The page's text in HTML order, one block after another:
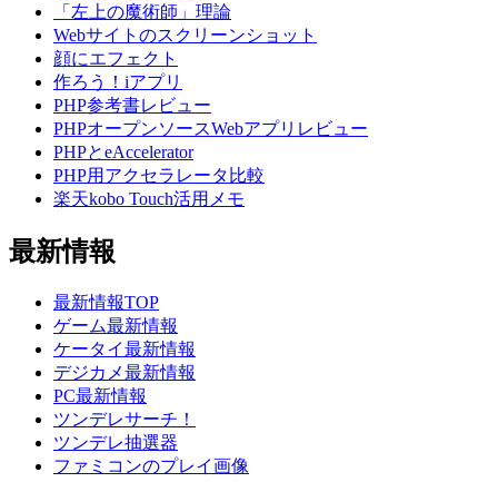
「左上の魔術師」理論
Webサイトのスクリーンショット
顔にエフェクト
作ろう！iアプリ
PHP参考書レビュー
PHPオープンソースWebアプリレビュー
PHPとeAccelerator
PHP用アクセラレータ比較
楽天kobo Touch活用メモ
最新情報
最新情報TOP
ゲーム最新情報
ケータイ最新情報
デジカメ最新情報
PC最新情報
ツンデレサーチ！
ツンデレ抽選器
ファミコンのプレイ画像